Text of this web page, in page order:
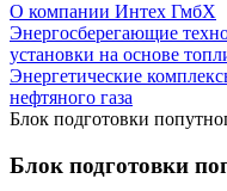
О компании Интех ГмбХ
Энергосберегающие
установки на основе
Энергетические
нефтяного газа
Блок подготовки
Блок подготовки